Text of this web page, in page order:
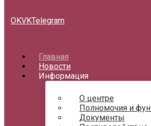
OKVKTelegram
Главная
Новости
Информация
О центре
Полномочия и
Документы